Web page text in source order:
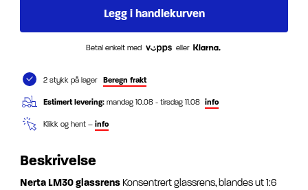
Betal enkelt med eller
2 stykk på lager Beregn frakt
Estimert levering: mandag 10.08 - tirsdag 11.08 info
Klikk og hent – info
Beskrivelse
Nerta LM30 glassrensKonsentrert glassrens, blandes ut 1:6